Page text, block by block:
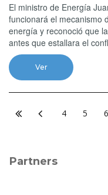
El ministro de Energía
funcionará el mecanismo
energía y reconoció que
antes que estallara el
Ver
4 5 6
Partners